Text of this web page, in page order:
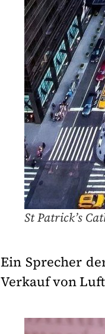
St Patrick’s
Ein Sprecher
Verkauf von